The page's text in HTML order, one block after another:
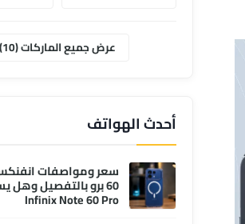
عرض جميع الماركات (10)
أحدث الهواتف
سعر ومواصفات
60 برو بالتفصيل
Infinix Note 60 Pro